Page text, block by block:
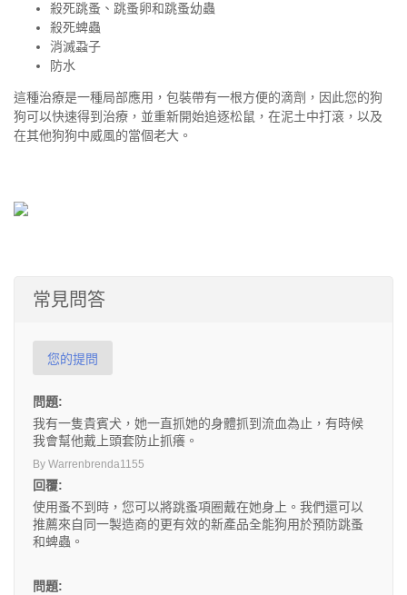
殺死跳蚤、跳蚤卵和跳蚤幼蟲
殺死蜱蟲
消滅蝨子
防水
這種治療是一種局部應用，包裝帶有一根方便的滴劑，因此您的狗
狗可以快速得到治療，並重新開始追逐松鼠，在泥土中打滾，以及
在其他狗狗中威風的當個老大。
常見問答
您的提問
問題:
我有一隻貴賓犬，她一直抓她的身體抓到流血為止，有時候
我會幫他戴上頭套防止抓癢。
By Warrenbrenda1155
回覆:
使用蚤不到時，您可以將跳蚤項圈戴在她身上。我們還可以
推薦來自同一製造商的更有效的新產品全能狗用於預防跳蚤
和蜱蟲。
問題: